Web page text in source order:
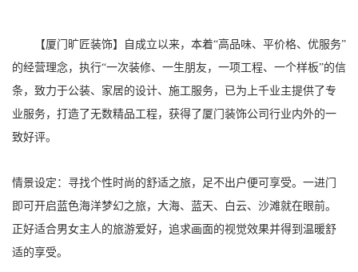
【厦门旷匠装饰】自成立以来，本着“高品味、平价格、优服务”
的经营理念，执行“一次装修、一生朋友，一项工程、一个样板”的信
条，致力于公装、家居的设计、施工服务，已为上千业主提供了专
业服务，打造了无数精品工程，获得了厦门装饰公司行业内外的一
致好评。
情景设定：寻找个性时尚的舒适之旅，足不出户便可享受。一进门
即可开启蓝色海洋梦幻之旅，大海、蓝天、白云、沙滩就在眼前。
正好适合男女主人的旅游爱好，追求画面的视觉效果并得到温暖舒
适的享受。